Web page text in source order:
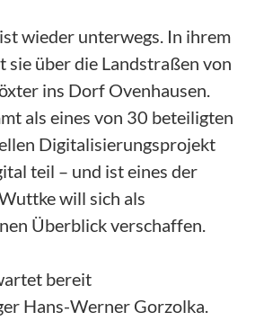
wieder unterwegs. In ihrem
sie über die Landstraßen von
ins Dorf Ovenhausen.
als eines von 30 beteiligten
Digitalisierungsprojekt
teil – und ist eines der
will sich als
Überblick verschaffen.
bereit
Hans-Werner Gorzolka.